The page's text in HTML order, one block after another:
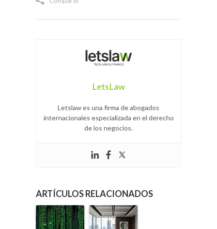
LetsLaw
Letslaw es una firma de abogados
internacionales especializada en el derecho
de los negocios.
ARTÍCULOS RELACIONADOS